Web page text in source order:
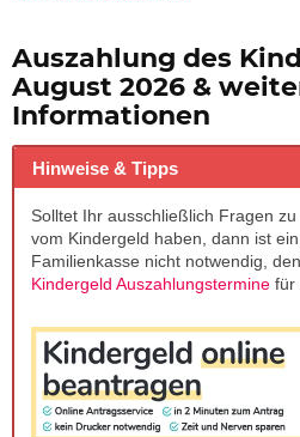
Auszahlung des
August 2026 &
Informationen
Hinweise & Tipps
Solltet Ihr ausschließlich Fragen
vom Kindergeld haben, dann ist
Familienkasse nicht notwendig,
Kindergeld Auszahlungstermine für